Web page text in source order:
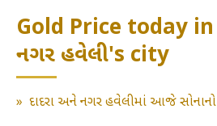
Gold Price today in
નગર હવેલી's city
» દાદરા અને નગર હવેલીમાં આજે